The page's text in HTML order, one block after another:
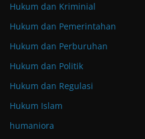
Hukum dan Kriminial
Hukum dan Pemerintahan
Hukum dan Perburuhan
Hukum dan Politik
Hukum dan Regulasi
Hukum Islam
humaniora